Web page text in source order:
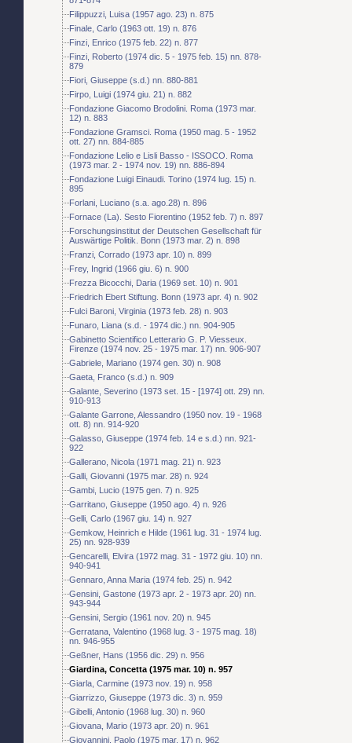
Filippuzzi, Luisa (1957 ago. 23) n. 875
Finale, Carlo (1963 ott. 19) n. 876
Finzi, Enrico (1975 feb. 22) n. 877
Finzi, Roberto (1974 dic. 5 - 1975 feb. 15) nn. 878-
879
Fiori, Giuseppe (s.d.) nn. 880-881
Firpo, Luigi (1974 giu. 21) n. 882
Fondazione Giacomo Brodolini. Roma (1973 mar.
12) n. 883
Fondazione Gramsci. Roma (1950 mag. 5 - 1952
ott. 27) nn. 884-885
Fondazione Lelio e Lisli Basso - ISSOCO. Roma
(1973 mar. 2 - 1974 nov. 19) nn. 886-894
Fondazione Luigi Einaudi. Torino (1974 lug. 15) n.
895
Forlani, Luciano (s.a. ago.28) n. 896
Fornace (La). Sesto Fiorentino (1952 feb. 7) n. 897
Forschungsinstitut der Deutschen Gesellschaft für
Auswärtige Politik. Bonn (1973 mar. 2) n. 898
Franzi, Corrado (1973 apr. 10) n. 899
Frey, Ingrid (1966 giu. 6) n. 900
Frezza Bicocchi, Daria (1969 set. 10) n. 901
Friedrich Ebert Stiftung. Bonn (1973 apr. 4) n. 902
Fulci Baroni, Virginia (1973 feb. 28) n. 903
Funaro, Liana (s.d. - 1974 dic.) nn. 904-905
Gabinetto Scientifico Letterario G. P. Viesseux.
Firenze (1974 nov. 25 - 1975 mar. 17) nn. 906-907
Gabriele, Mariano (1974 gen. 30) n. 908
Gaeta, Franco (s.d.) n. 909
Galante, Severino (1973 set. 15 - [1974] ott. 29) nn.
910-913
Galante Garrone, Alessandro (1950 nov. 19 - 1968
ott. 8) nn. 914-920
Galasso, Giuseppe (1974 feb. 14 e s.d.) nn. 921-
922
Gallerano, Nicola (1971 mag. 21) n. 923
Galli, Giovanni (1975 mar. 28) n. 924
Gambi, Lucio (1975 gen. 7) n. 925
Garritano, Giuseppe (1950 ago. 4) n. 926
Gelli, Carlo (1967 giu. 14) n. 927
Gemkow, Heinrich e Hilde (1961 lug. 31 - 1974 lug.
25) nn. 928-939
Gencarelli, Elvira (1972 mag. 31 - 1972 giu. 10) nn.
940-941
Gennaro, Anna Maria (1974 feb. 25) n. 942
Gensini, Gastone (1973 apr. 2 - 1973 apr. 20) nn.
943-944
Gensini, Sergio (1961 nov. 20) n. 945
Gerratana, Valentino (1968 lug. 3 - 1975 mag. 18)
nn. 946-955
Geßner, Hans (1956 dic. 29) n. 956
Giardina, Concetta (1975 mar. 10) n. 957
Giarla, Carmine (1973 nov. 19) n. 958
Giarrizzo, Giuseppe (1973 dic. 3) n. 959
Gibelli, Antonio (1968 lug. 30) n. 960
Giovana, Mario (1973 apr. 20) n. 961
Giovannini, Paolo (1975 mar. 17) n. 962